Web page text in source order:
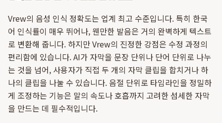
Vrew의 음성 인식 정확도는 업계 최고 수준입니다. 특히 한국
어 인식률이 매우 뛰어나, 웬만한 발음은 거의 완벽하게 텍스트
로 변환해 줍니다. 하지만 Vrew의 진정한 강점은 수정 과정의
편리함에 있습니다. AI가 자막을 문장 단위나 단어 단위로 나누
는 것을 넘어, 사용자가 직접 두 개의 자막 클립을 합치거나 하
나의 클립을 나눌 수 있습니다. 음절 단위로 타임라인을 정밀하
게 조정하는 기능은 말의 속도나 호흡까지 고려한 섬세한 자막
을 만드는 데 필수적입니다.